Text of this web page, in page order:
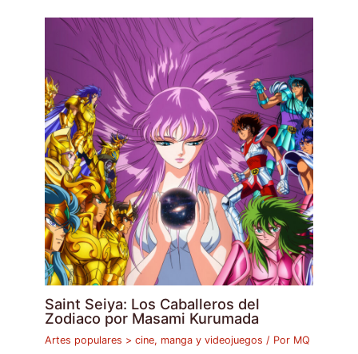
Saint Seiya: Los Caballeros del
Zodiaco por Masami Kurumada
Artes populares > cine, manga y videojuegos / Por MQ